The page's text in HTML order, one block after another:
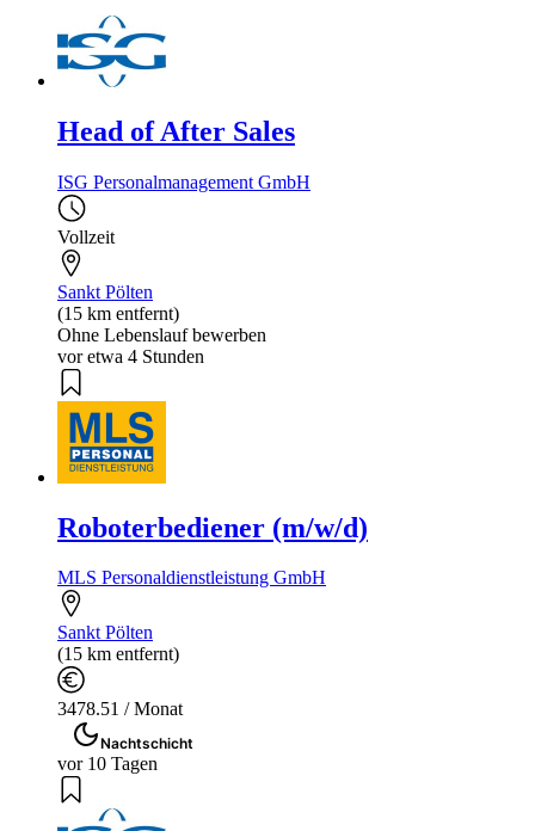
Head of After Sales
ISG Personalmanagement GmbH
Vollzeit
Sankt Pölten
(15 km entfernt)
Ohne Lebenslauf bewerben
vor etwa 4 Stunden
Roboterbediener (m/w/d)
MLS Personaldienstleistung GmbH
Sankt Pölten
(15 km entfernt)
3478.51 / Monat
Nachtschicht
vor 10 Tagen